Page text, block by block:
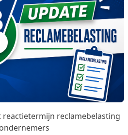
reactietermijn reclamebelasting